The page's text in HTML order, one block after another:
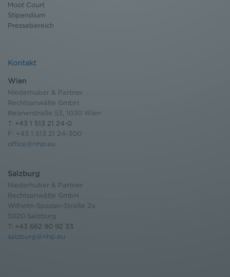
Moot Court
Stipendium
Pressebereich
Kontakt
Wien
Niederhuber & Partner
Rechtsanwälte GmbH
Reisnerstraße 53, 1030 Wien
T: +43 1 513 21 24-0
F: +43 1 513 21 24-300
office@nhp.eu
Salzburg
Niederhuber & Partner
Rechtsanwälte GmbH
Wilhelm-Spazier-Straße 2a
5020 Salzburg
T: +43 662 90 92 33
salzburg@nhp.eu
Weitere Infomationen finden Sie hier:
Datenschutzerklärung